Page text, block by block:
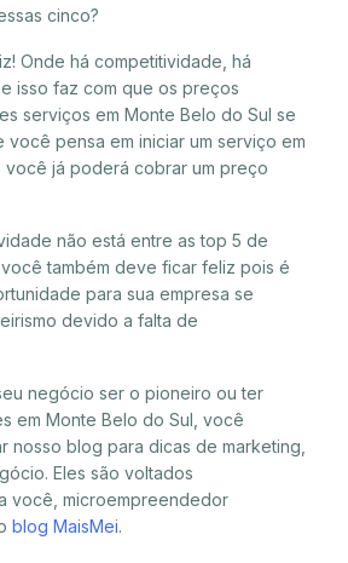
cinco?
Onde há competitividade, há
isso faz com que os preços
serviços em Monte Belo do Sul se
você pensa em iniciar um serviço em
você já poderá cobrar um preço
não está entre as top 5 de
também deve ficar feliz pois é
para sua empresa se
devido a falta de
negócio ser o pioneiro ou ter
em Monte Belo do Sul, você
nosso blog para dicas de marketing,
Eles são voltados
você, microempreendedor
blog MaisMei.